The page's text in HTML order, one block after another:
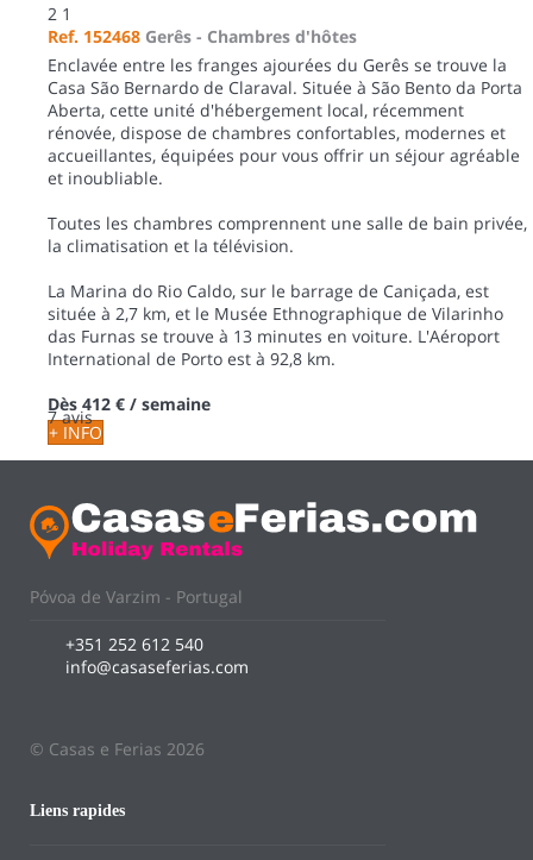
2 1
Ref. 152468 Gerês - Chambres d'hôtes
Enclavée entre les franges ajourées du Gerês se trouve la
Casa São Bernardo de Claraval. Située à São Bento da Porta
Aberta, cette unité d'hébergement local, récemment
rénovée, dispose de chambres confortables, modernes et
accueillantes, équipées pour vous offrir un séjour agréable
et inoubliable.
Toutes les chambres comprennent une salle de bain privée,
la climatisation et la télévision.
La Marina do Rio Caldo, sur le barrage de Caniçada, est
située à 2,7 km, et le Musée Ethnographique de Vilarinho
das Furnas se trouve à 13 minutes en voiture. L'Aéroport
International de Porto est à 92,8 km.
7 avis
Dès 412 € / semaine
+ INFO
Póvoa de Varzim - Portugal
+351 252 612 540
info@casaseferias.com
© Casas e Ferias 2026
Liens rapides